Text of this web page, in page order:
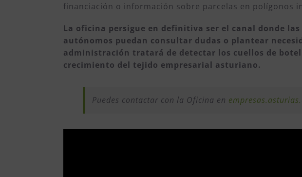
financiación o información sobre parcelas en polígonos
La oficina persigue en definitiva ser el canal donde las
autónomos puedan consultar dudas o plantear
administración tratará de detectar los cuellos de
crecimiento del tejido empresarial asturiano.
Puedes contactar con la Oficina en